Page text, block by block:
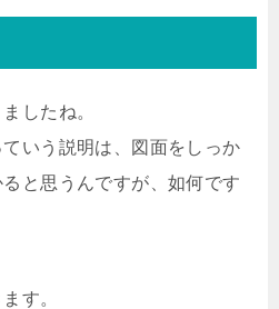
したね。
いう説明は、図面をしっか
と思うんですが、如何です
す。